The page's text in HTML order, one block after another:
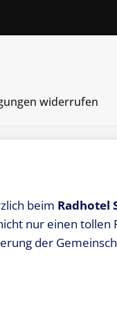
widerrufen
beim Radhotel
nur einen tollen
der